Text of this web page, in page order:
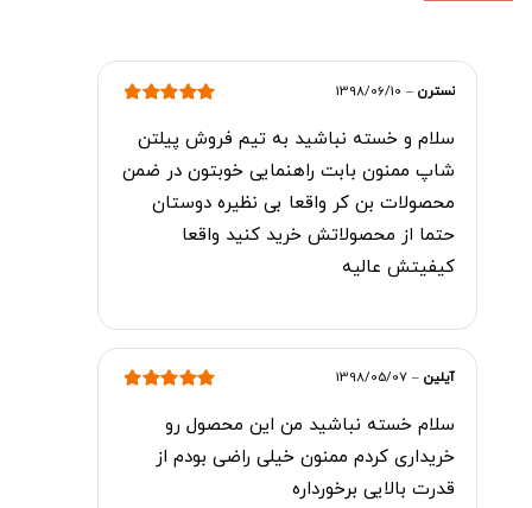
نسترن –
1398/06/10
سلام و خسته نباشید به تیم فروش پیلتن
شاپ ممنون بابت راهنمایی خوبتون در ضمن
محصولات بن کر واقعا بی نظیره دوستان
حتما از محصولاتش خرید کنید واقعا
کیفیتش عالیه
آیلین –
1398/05/07
سلام خسته نباشید من این محصول رو
خریداری کردم ممنون خیلی راضی بودم از
قدرت بالایی برخورداره